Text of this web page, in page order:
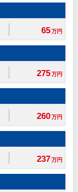
65万円
275万円
260万円
237万円